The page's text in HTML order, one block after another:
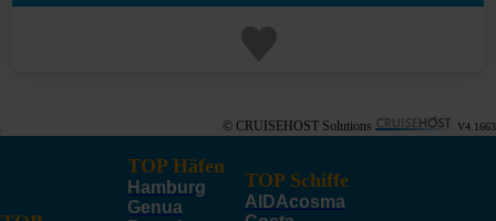
© CRUISEHOST Solutions V4.1663
TOP Häfen
Hamburg
Genua
TOP Schiffe
AIDAcosma